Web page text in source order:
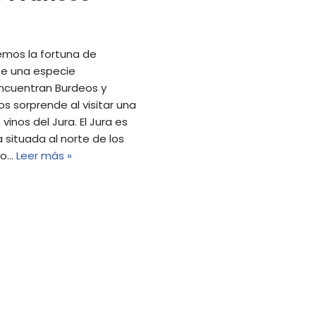
la fortuna de
una especie
Burdeos y
sorprende al visitar una
del Jura. El Jura es
al norte de los
Leer más »